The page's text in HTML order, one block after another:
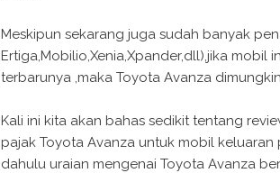
Meskipun sekarang juga sudah banyak
Ertiga,Mobilio,Xenia,Xpander,dll),jika
terbarunya ,maka Toyota Avanza
Kali ini kita akan bahas sedikit tentang
pajak Toyota Avanza untuk mobil keluaran
dahulu uraian mengenai Toyota Avanza